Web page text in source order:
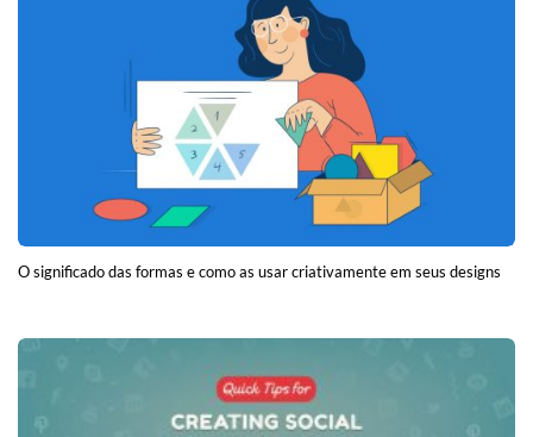
O significado das formas e como as usar criativamente em seus designs